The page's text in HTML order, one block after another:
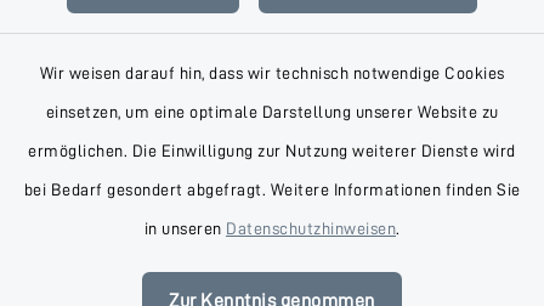
Wir weisen darauf hin, dass wir technisch notwendige Cookies
einsetzen, um eine optimale Darstellung unserer Website zu
ermöglichen. Die Einwilligung zur Nutzung weiterer Dienste wird
bei Bedarf gesondert abgefragt. Weitere Informationen finden Sie
in unseren Datenschutzhinweisen.
Zur Kenntnis genommen
Datenschutz
Impressum
Sitemap